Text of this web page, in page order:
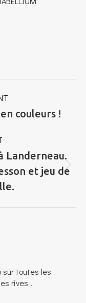
couleurs !
Landerneau.
et jeu de
toutes les
rives !